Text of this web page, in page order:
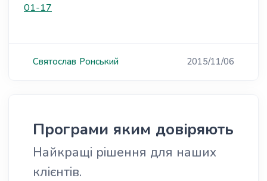
01-17
Святослав Ронський 2015/11/06
Програми яким довіряють
Найкращі рішення для наших
клієнтів.